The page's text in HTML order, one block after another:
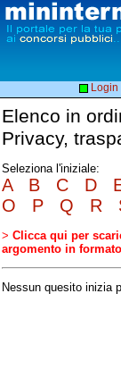
Login
Elenco in
Privacy,
Seleziona l'iniziale:
A B C D
O
P Q R
> Clicca qui per
argomento in
Nessun quesito inizia